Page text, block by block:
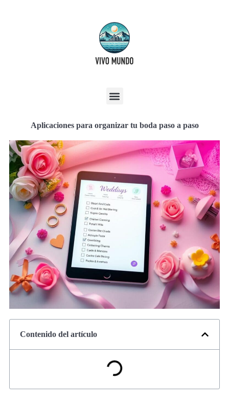
Aplicaciones para organizar tu boda paso a paso
Contenido del artículo